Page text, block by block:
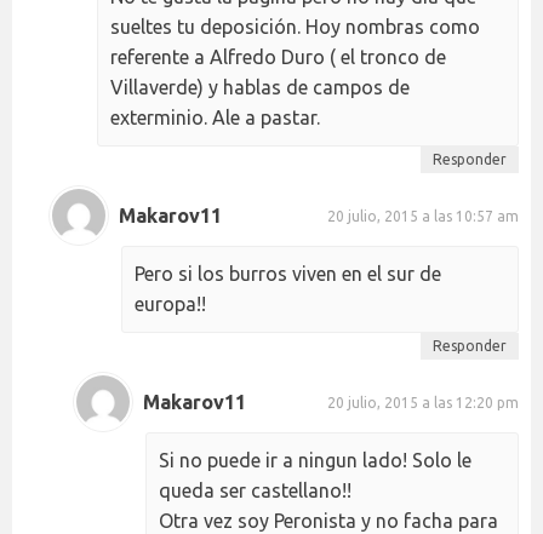
sueltes tu deposición. Hoy nombras como
referente a Alfredo Duro ( el tronco de
Villaverde) y hablas de campos de
exterminio. Ale a pastar.
Responder
Makarov11 20 julio, 2015 a las 10:57 am
Pero si los burros viven en el sur de
europa!!
Responder
Makarov11 20 julio, 2015 a las 12:20 pm
Si no puede ir a ningun lado! Solo le
queda ser castellano!!
Otra vez soy Peronista y no facha para